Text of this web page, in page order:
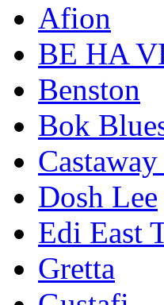
Afion
BE HA
Benston
Bok
Dosh Lee
Edi East
Gretta